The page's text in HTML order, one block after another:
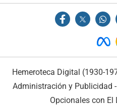
Hemeroteca Digital (1930-
Administración y Publicidad -
Opcionales con El